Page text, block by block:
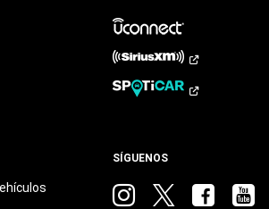
SÍGUENOS
VisitarVisitarVisitar